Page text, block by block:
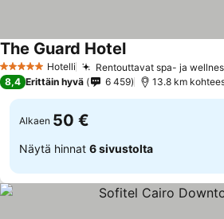
5 Tähtiluokitus
Hotelli Rentouttavat spa- ja
The Guard Hotel
8,4 Erittäin hyvä 6 459 13.8 km
Alkaen 50 €
Näytä hinnat 6 sivustolta